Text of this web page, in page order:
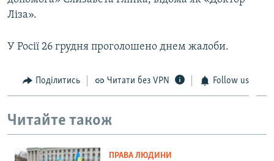
Ліза».
У Росії 26 грудня проголошено днем жалоби.
Поділитись Читати без VPN Follow us
Читайте також
ПРАВА ЛЮДИНИ